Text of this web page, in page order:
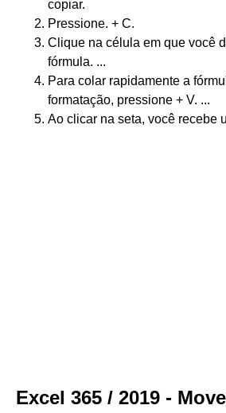
copiar.
Pressione. + C.
Clique na célula em que você
fórmula. ...
Para colar rapidamente a
formatação, pressione + V. ...
Ao clicar na seta, você recebe
Excel 365 / 2019 -